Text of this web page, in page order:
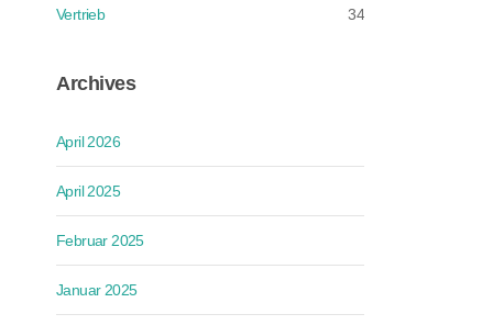
Vertrieb 34
Archives
April 2026
April 2025
Februar 2025
Januar 2025